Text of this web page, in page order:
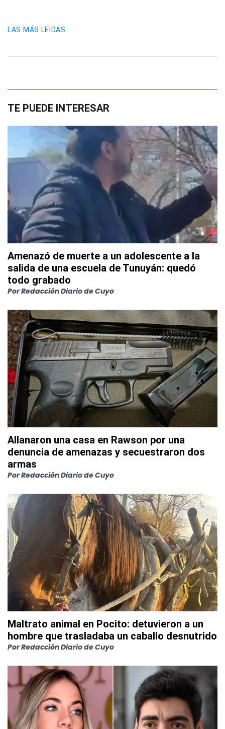
LAS MÁS LEIDAS
TE PUEDE INTERESAR
Amenazó de muerte a un adolescente a la
salida de una escuela de Tunuyán: quedó
todo grabado
PorRedacción Diario de Cuyo
Allanaron una casa en Rawson por una
denuncia de amenazas y secuestraron dos
armas
PorRedacción Diario de Cuyo
Maltrato animal en Pocito: detuvieron a un
hombre que trasladaba un caballo desnutrido
PorRedacción Diario de Cuyo